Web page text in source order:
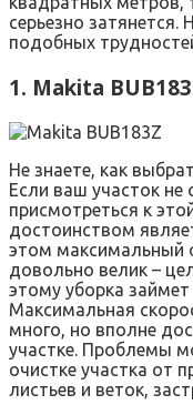
серьезно затянется.
подобных
1. Makita
Не знаете, как
Если ваш участок не
присмотреться к
достоинством
этом максимальный
довольно велик –
этому уборка
Максимальная
много, но вполне
участке. Проблемы
очистке участка от
листьев и веток,